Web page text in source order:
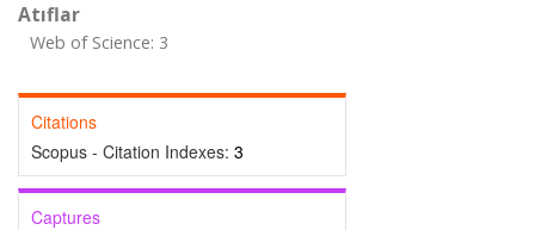
Atıflar
Web of Science: 3
Citations
Scopus - Citation Indexes: 3
Captures